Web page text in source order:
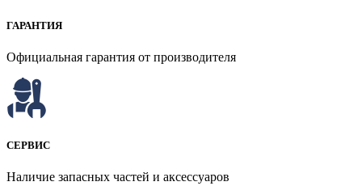
ГАРАНТИЯ
Официальная гарантия от производителя
СЕРВИС
Наличие запасных частей и аксессуаров